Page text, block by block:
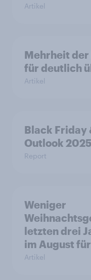
Artikel
Mehrheit
für deutlich
Artikel
Black Friday
Outlook 2025
Report
Weniger
letzten drei
im August
Artikel